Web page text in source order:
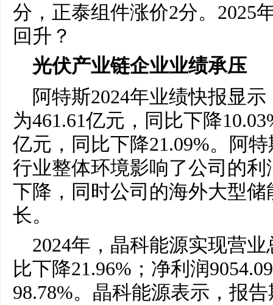
分，正泰组件涨价2分。2025
回升？
光伏产业链企业业绩承压
阿特斯2024年业绩快报显
为461.61亿元，同比下降
亿元，同比下降21.09%。阿
行业整体环境影响了公司的
下降，同时公司的海外大型
长。
2024年，晶科能源实现营
比下降21.96%；净利润
98.78%。晶科能源表示，报